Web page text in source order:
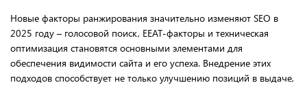
Новые факторы ранжирования значительно изменяют SEO в
2025 году – голосовой поиск, EEAT-факторы и техническая
оптимизация становятся основными элементами для
обеспечения видимости сайта и его успеха. Внедрение этих
подходов способствует не только улучшению позиций в выдаче,